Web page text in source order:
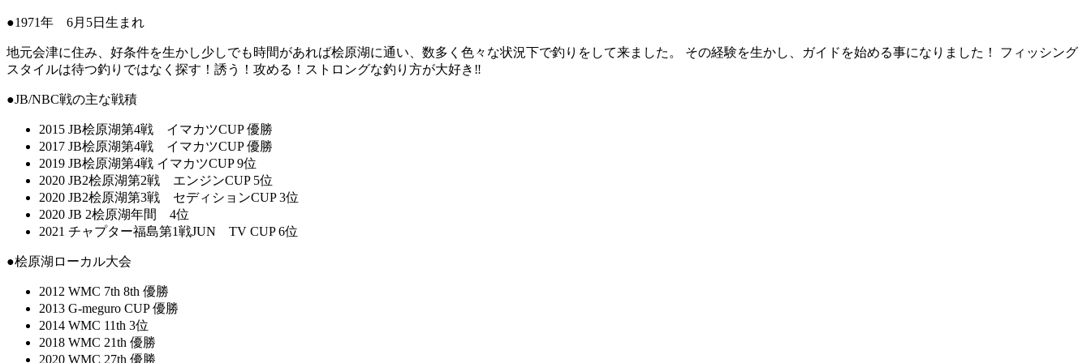
●1971年 6月5日生まれ
地元会津に住み、好条件を生かし少しでも時間があれば桧原湖に通い、数多く色々な状況下で釣りをして来ました。 その経験を生かし、ガイドを始める事になりました！ フィッシング
スタイルは待つ釣りではなく探す！誘う！攻める！ストロングな釣り方が大好き‼︎
●JB/NBC戦の主な戦積
2015 JB桧原湖第4戦 イマカツCUP 優勝
2017 JB桧原湖第4戦 イマカツCUP 優勝
2019 JB桧原湖第4戦 イマカツCUP 9位
2020 JB2桧原湖第2戦 エンジンCUP 5位
2020 JB2桧原湖第3戦 セディションCUP 3位
2020 JB 2桧原湖年間 4位
2021 チャプター福島第1戦JUN TV CUP 6位
●桧原湖ローカル大会
2012 WMC 7th 8th 優勝
2013 G-meguro CUP 優勝
2014 WMC 11th 3位
2018 WMC 21th 優勝
2020 WMC 27th 優勝